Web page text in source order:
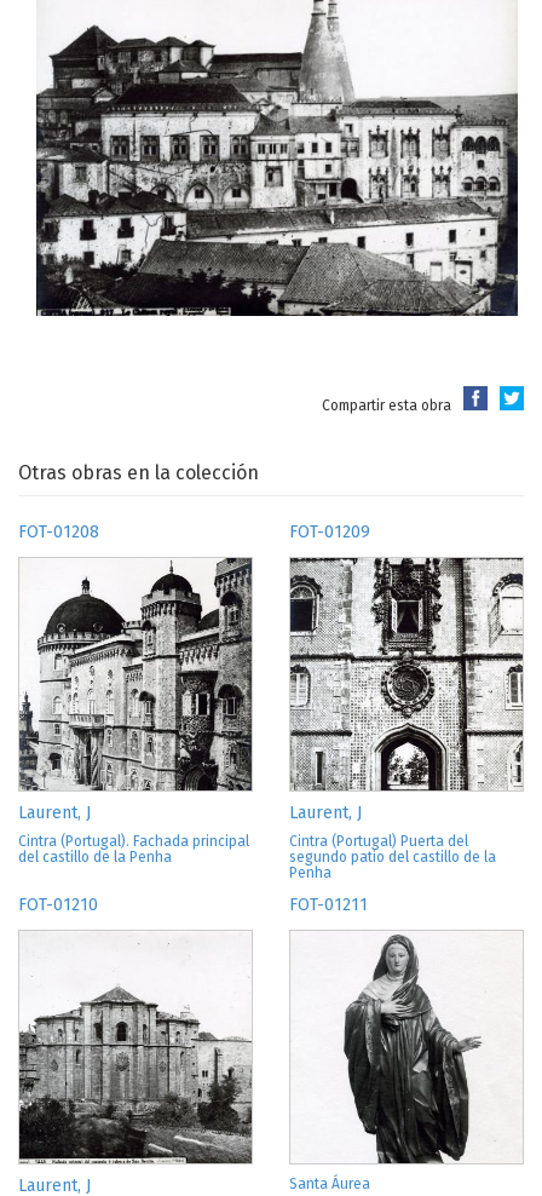
Compartir esta obra
Otras obras en la colección
FOT-01208
Laurent, J
Cintra (Portugal). Fachada principal
del castillo de la Penha
FOT-01209
Laurent, J
Cintra (Portugal) Puerta del
segundo patio del castillo de la
Penha
FOT-01210
Laurent, J
FOT-01211
Santa Áurea